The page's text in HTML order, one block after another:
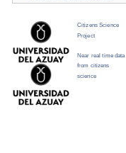
Citizens Science
Project
Near real time data
from citizens
science